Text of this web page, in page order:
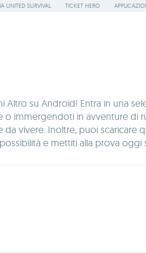
UNITED SURVIVAL TICKET HERO
Altro su Android! Entra in una
immergendoti in avventure di
vivere. Inoltre, puoi
e mettiti alla prova